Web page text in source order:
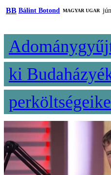
BB Bálint Botond MAGYAR UGAR
ki